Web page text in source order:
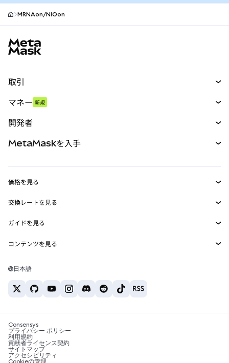
MRNAon/NIOon
取引
パーペチュアル
RWA
マネー 新規
開発者
MetaMask Connect
Snaps
Web3サービス
MetaMaskを入手
セキュリティ
サポート
キャリア
お問い合わせ
価格を見る
イーサリアムの価格
Solanaの価格
Tetherの価格
交換レートを見る
ETH→USD
USDT→INR
BTC→INR
ETH→USDT
ガイドを見る
ETHの購入
USDTの購入
SHIBの購入
BNBの購入
コンテンツを見る
Solanaウォレット
税制関連ニュース
暗号資産の購入方法は？
ビットコインを売るには？
日本語
Consensys
プライバシー ポリシー
利用規約
貢献者ライセンス契約
サイトマップ
アクセシビリティ
Cookieの管理